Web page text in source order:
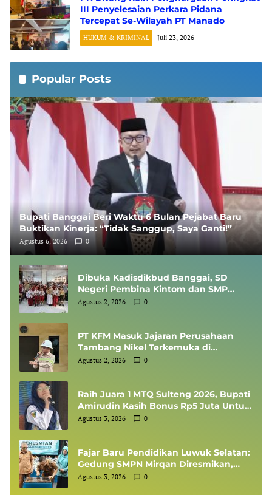
III Penyelesaian Perkara Pidana
Tercepat Se-Wilayah PT Manado
HUKUM & KRIMINAL Juli 23, 2026
Popular Posts
Bupati Banggai Beri Waktu 6 Bulan Pejabat Baru
Buktikan Kinerja: “Tidak Sanggup, Saya Ganti!”
Agustus 6, 2026 0
Dibuka Kadisdikbud Banggai, SD
Negeri Pembina Kintom dan SMP
Negeri 1 Pagimana Sabet Jawara
Agustus 2, 2026 0
PT KFM Masuk Jajaran Perusahaan
Tambang Nikel Terkemuka di
Indonesia, Diundang Kementerian
Agustus 2, 2026 0
Raih Juara 1 MTQ Sulteng 2026, Bupati
Amirudin Kasih Bonus Rp5 Juta Untuk
Siswi MTsN 1 Banggai, Kepala Sekolah
Agustus 3, 2026 0
Fajar Baru Pendidikan Luwuk Selatan:
Gedung SMPN Mirqan Diresmikan,
Bupati Banggai Targetkan Generasi
Agustus 3, 2026 0